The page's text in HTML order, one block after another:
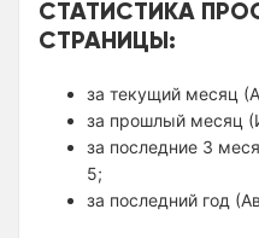
СТАТИСТИКА
СТРАНИЦЫ:
за текущий месяц
за прошлый месяц
за последние 3
5;
за последний год